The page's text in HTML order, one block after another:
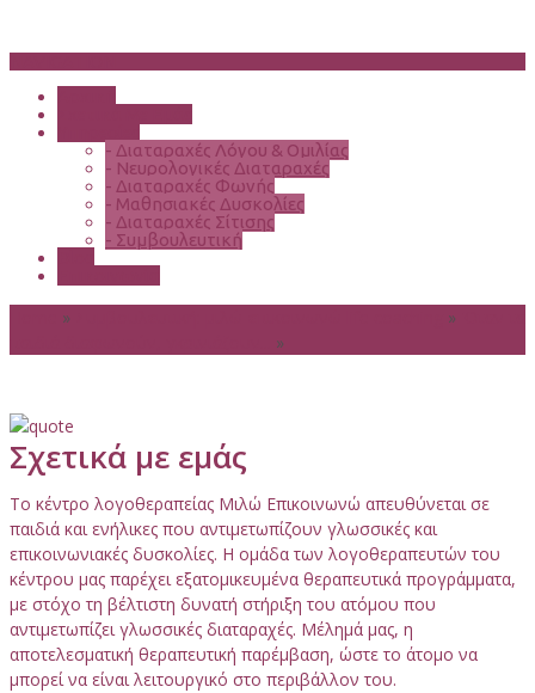
- Διαταραχές Λόγου & Ομιλίας
- Νευρολογικές Διαταραχές
- Διαταραχές Φωνής
- Μαθησιακές Δυσκολίες
- Διαταραχές Σίτισης
- Συμβουλευτική
» »
»
Σχετικά με εμάς
Το κέντρο λογοθεραπείας Μιλώ Επικοινωνώ απευθύνεται σε
παιδιά και ενήλικες που αντιμετωπίζουν γλωσσικές και
επικοινωνιακές δυσκολίες. Η ομάδα των λογοθεραπευτών του
κέντρου μας παρέχει εξατομικευμένα θεραπευτικά προγράμματα,
με στόχο τη βέλτιστη δυνατή στήριξη του ατόμου που
αντιμετωπίζει γλωσσικές διαταραχές. Μέλημά μας, η
αποτελεσματική θεραπευτική παρέμβαση, ώστε το άτομο να
μπορεί να είναι λειτουργικό στο περιβάλλον του.